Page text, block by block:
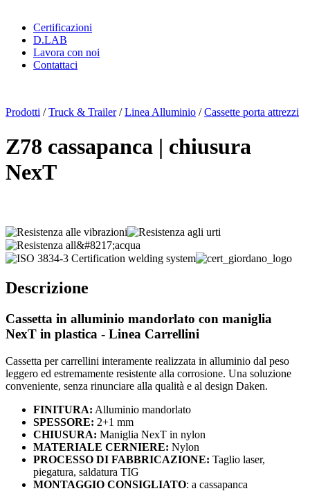
Certificazioni
D.LAB
Lavora con noi
Contattaci
Prodotti /Truck & Trailer/Linea Alluminio /Cassette porta attrezzi
Z78 cassapanca | chiusura
NexT
Descrizione
Cassetta in alluminio mandorlato con maniglia
NexT in plastica - Linea Carrellini
Cassetta per carrellini interamente realizzata in alluminio dal peso
leggero ed estremamente resistente alla corrosione. Una soluzione
conveniente, senza rinunciare alla qualità e al design Daken.
FINITURA: Alluminio mandorlato
SPESSORE: 2+1 mm
CHIUSURA: Maniglia NexT in nylon
MATERIALE CERNIERE: Nylon
PROCESSO DI FABBRICAZIONE: Taglio laser,
piegatura, saldatura TIG
MONTAGGIO CONSIGLIATO: a cassapanca